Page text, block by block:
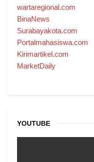
wartaregional.com
BinaNews
Surabayakota.com
Portalmahasiswa.com
Kirimartikel.com
MarketDaily
YOUTUBE